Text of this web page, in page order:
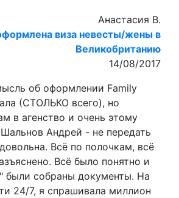
Анастасия В.
виза невесты/жены в
Великобританию
14/08/2017
об оформлении Family
(СТОЛЬКО всего), но
в агенство и очень этому
Андрей - не передать
Всё по полочкам, всё
Всё было понятно и
были собраны документы. На
24/7, я спрашивала миллион